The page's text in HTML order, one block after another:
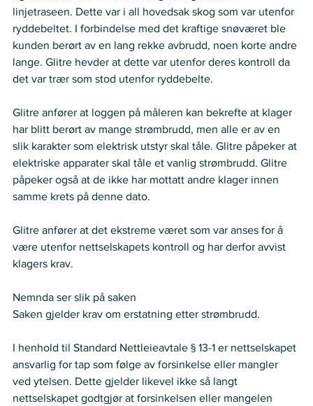
linjetraseen. Dette var i all hovedsak skog som var utenfor
ryddebeltet. I forbindelse med det kraftige snøværet ble
kunden berørt av en lang rekke avbrudd, noen korte andre
lange. Glitre hevder at dette var utenfor deres kontroll da
det var trær som stod utenfor ryddebelte.
Glitre anfører at loggen på måleren kan bekrefte at klager
har blitt berørt av mange strømbrudd, men alle er av en
slik karakter som elektrisk utstyr skal tåle. Glitre påpeker at
elektriske apparater skal tåle et vanlig strømbrudd. Glitre
påpeker også at de ikke har mottatt andre klager innen
samme krets på denne dato.
Glitre anfører at det ekstreme været som var anses for å
være utenfor nettselskapets kontroll og har derfor avvist
klagers krav.
Nemnda ser slik på saken
Saken gjelder krav om erstatning etter strømbrudd.
I henhold til Standard Nettleieavtale § 13-1 er nettselskapet
ansvarlig for tap som følge av forsinkelse eller mangler
ved ytelsen. Dette gjelder likevel ikke så langt
nettselskapet godtgjør at forsinkelsen eller mangelen